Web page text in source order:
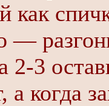
как
—
2-3
а когда